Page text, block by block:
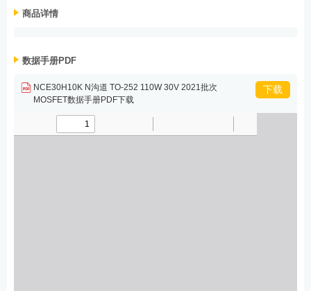
商品详情
数据手册PDF
NCE30H10K N沟道 TO-252 110W 30V 2021批次
MOSFET数据手册PDF下载
下载